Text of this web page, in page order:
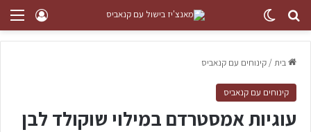
בית/ קינוחים עם קנאביס
קינוחים עם קנאביס
עוגיות אמסטרדם במילוי שוקולד לבן